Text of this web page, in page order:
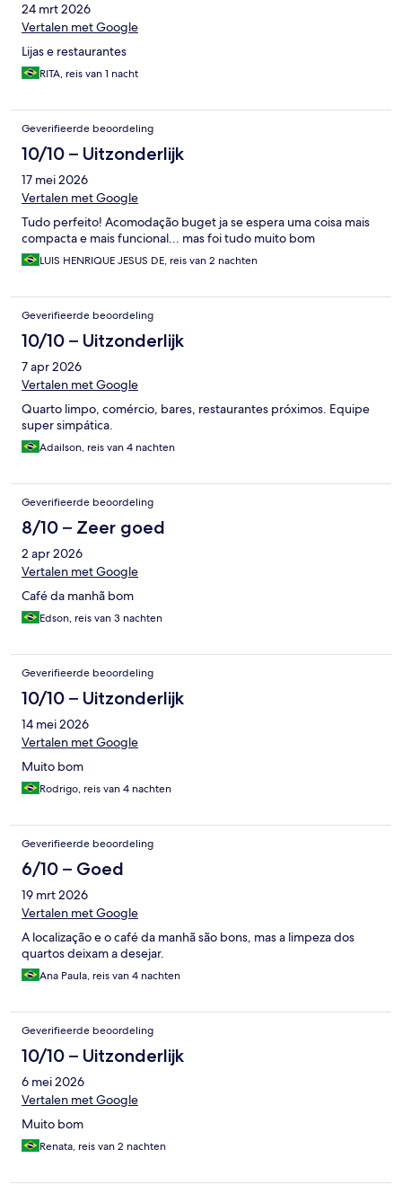
24 mrt 2026
Vertalen met Google
Lijas e restaurantes
RITA, reis van 1 nacht
Geverifieerde beoordeling
10/10 – Uitzonderlijk
17 mei 2026
Vertalen met Google
Tudo perfeito! Acomodação buget ja se espera uma coisa mais
compacta e mais funcional... mas foi tudo muito bom
LUIS HENRIQUE JESUS DE, reis van 2 nachten
Geverifieerde beoordeling
10/10 – Uitzonderlijk
7 apr 2026
Vertalen met Google
Quarto limpo, comércio, bares, restaurantes próximos. Equipe
super simpática.
Adailson, reis van 4 nachten
Geverifieerde beoordeling
8/10 – Zeer goed
2 apr 2026
Vertalen met Google
Café da manhã bom
Edson, reis van 3 nachten
Geverifieerde beoordeling
10/10 – Uitzonderlijk
14 mei 2026
Vertalen met Google
Muito bom
Rodrigo, reis van 4 nachten
Geverifieerde beoordeling
6/10 – Goed
19 mrt 2026
Vertalen met Google
A localização e o café da manhã são bons, mas a limpeza dos
quartos deixam a desejar.
Ana Paula, reis van 4 nachten
Geverifieerde beoordeling
10/10 – Uitzonderlijk
6 mei 2026
Vertalen met Google
Muito bom
Renata, reis van 2 nachten